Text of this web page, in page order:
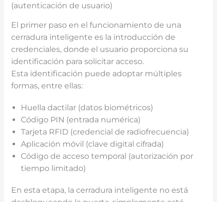
(autenticación de usuario)
El primer paso en el funcionamiento de una
cerradura inteligente es la introducción de
credenciales, donde el usuario proporciona su
identificación para solicitar acceso.
Esta identificación puede adoptar múltiples
formas, entre ellas:
Huella dactilar (datos biométricos)
Código PIN (entrada numérica)
Tarjeta RFID (credencial de radiofrecuencia)
Aplicación móvil (clave digital cifrada)
Código de acceso temporal (autorización por
tiempo limitado)
En esta etapa, la cerradura inteligente no está